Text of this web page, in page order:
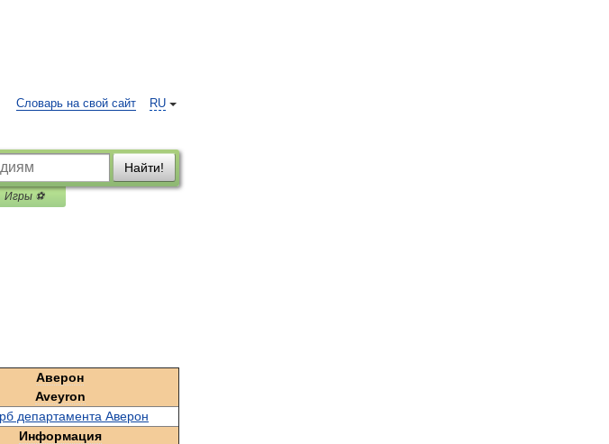
RU
Словарь на свой сайт
Найти!
Игры ⚽
Аверон
Aveyron
Информация